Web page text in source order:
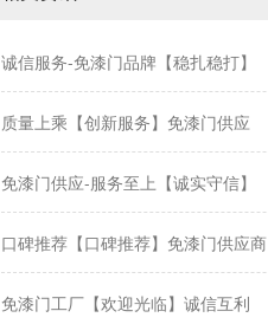
诚信服务-免漆门品牌【稳扎稳打】
质量上乘【创新服务】免漆门供应
免漆门供应-服务至上【诚实守信】
口碑推荐【口碑推荐】免漆门供应商
免漆门工厂【欢迎光临】诚信互利